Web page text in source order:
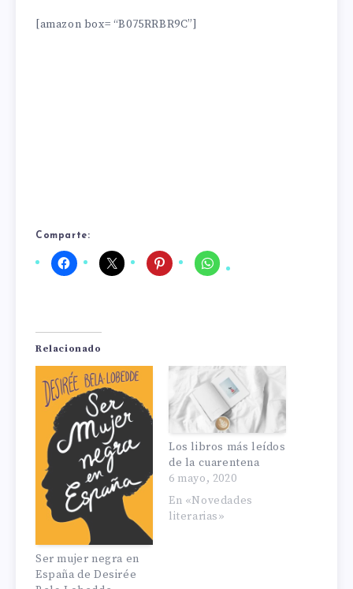
[amazon box= “B075RRBR9C”]
Comparte:
Relacionado
Ser mujer negra en
España de Desirée
Los libros más leídos
de la cuarentena
6 mayo, 2020
En «Novedades
literarias»